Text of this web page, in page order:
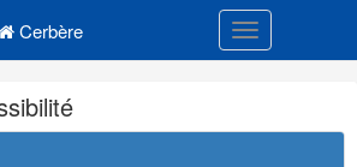
Cerbère Toggle